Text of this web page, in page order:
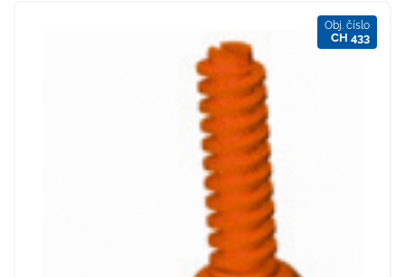
Obj. číslo
CH 433